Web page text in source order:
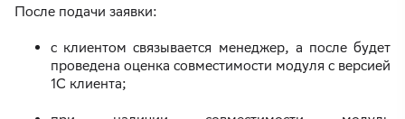
После подачи заявки:
с клиентом связывается менеджер, а после будет
проведена оценка совместимости модуля с версией
1С клиента;